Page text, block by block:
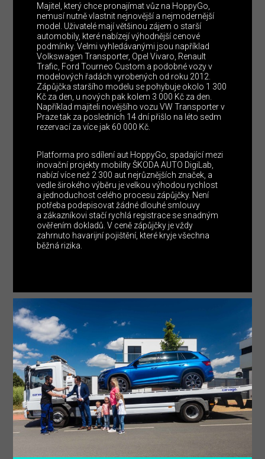
Majitel, který chce pronajímat vůz na HoppyGo,
nemusí nutně vlastnit nejnovější a nejmodernější
model. Uživatelé mají většinou zájem o starší
automobily, které nabízejí výhodnější cenové
podmínky. Velmi vyhledávanými jsou například
Volkswagen Transporter, Opel Vivaro, Renault
Trafic, Ford Tourneo Custom a podobné vozy v
modelových řadách vyrobených od roku 2012.
Zápůjčka staršího modelu se pohybuje okolo 1 300
Kč za den, u nových pak kolem 3 000 Kč za den.
Například majiteli novějšího vozu VW Transporter v
Praze tak za posledních 14 dní přišlo na léto sedm
rezervací za více jak 60 000 Kč.
Platforma pro sdílení aut HoppyGo, spadající mezi
inovační projekty mobility ŠKODA AUTO DigiLab,
nabízí více než 2 300 aut nejrůznějších značek, a
vedle širokého výběru je velkou výhodou rychlost
a jednoduchost celého procesu zápůjčky. Není
potřeba podepisovat žádné dlouhé smlouvy
a zákazníkovi stačí rychlá registrace se snadným
ověřením dokladů. V ceně zápůjčky je vždy
zahrnuto havarijní pojištění, které kryje všechna
běžná rizika.